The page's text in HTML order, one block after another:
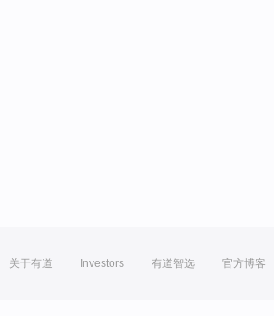
关于有道 Investors 有道智选 官方博客